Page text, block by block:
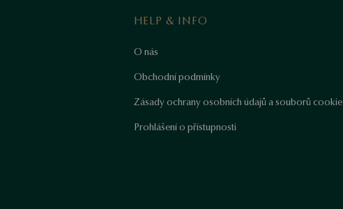
HELP & INFO
O nás
Obchodní podmínky
Zásady ochrany osobních údajů a souborů cookie
Prohlášení o přístupnosti